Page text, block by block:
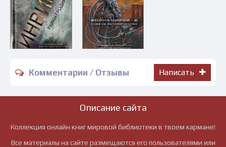
Комментарии / Отзывы Написать
Описание сайта
Коллекция онлайн книг мировой библиотеки в твоем кармане!
Все материалы на сайте размещаются его пользователями или